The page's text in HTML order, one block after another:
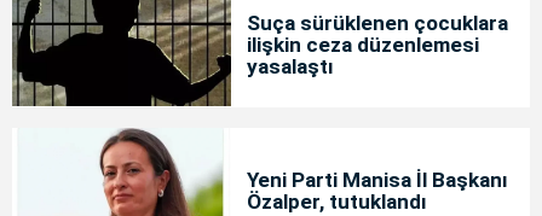
Suça sürüklenen çocuklara
ilişkin ceza düzenlemesi
yasalaştı
Yeni Parti Manisa İl Başkanı
Özalper, tutuklandı